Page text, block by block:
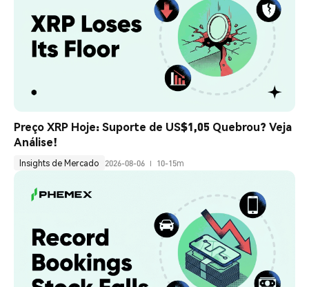
Preço XRP Hoje: Suporte de US$1,05 Quebrou? Veja
Análise!
Insights de Mercado 2026-08-06 10-15m